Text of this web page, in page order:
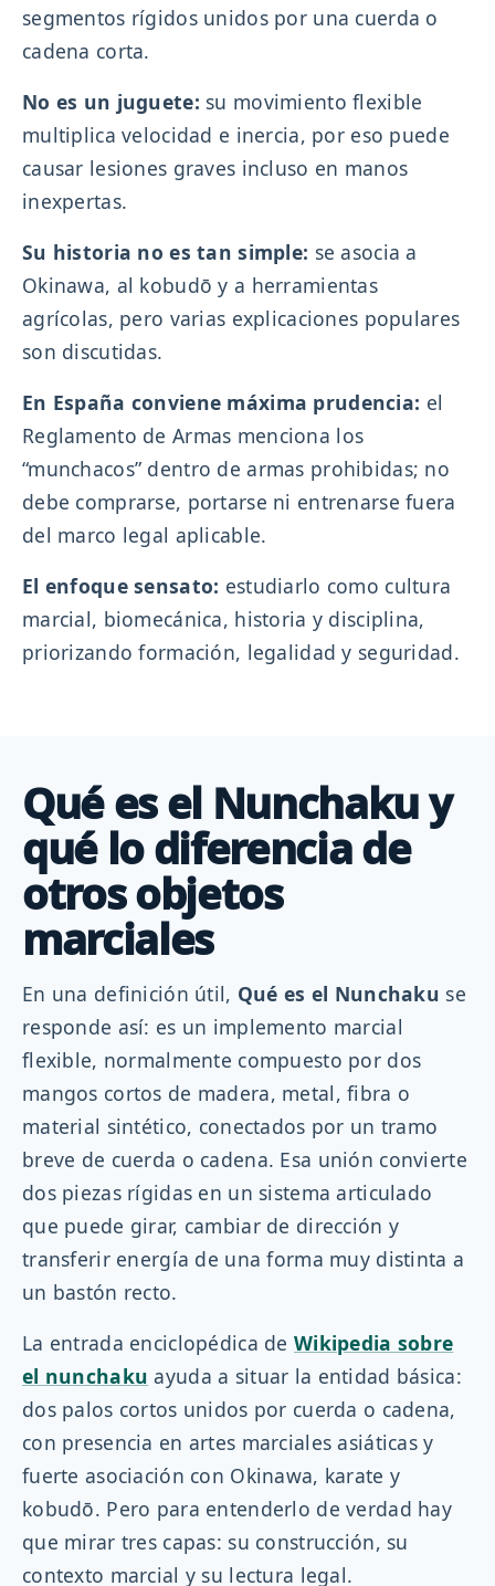
segmentos rígidos unidos por una cuerda o
cadena corta.
No es un juguete: su movimiento flexible
multiplica velocidad e inercia, por eso puede
causar lesiones graves incluso en manos
inexpertas.
Su historia no es tan simple: se asocia a
Okinawa, al kobudō y a herramientas
agrícolas, pero varias explicaciones populares
son discutidas.
En España conviene máxima prudencia: el
Reglamento de Armas menciona los
“munchacos” dentro de armas prohibidas; no
debe comprarse, portarse ni entrenarse fuera
del marco legal aplicable.
El enfoque sensato: estudiarlo como cultura
marcial, biomecánica, historia y disciplina,
priorizando formación, legalidad y seguridad.
Qué es el Nunchaku y
qué lo diferencia de
otros objetos
marciales
En una definición útil, Qué es el Nunchaku se
responde así: es un implemento marcial
flexible, normalmente compuesto por dos
mangos cortos de madera, metal, fibra o
material sintético, conectados por un tramo
breve de cuerda o cadena. Esa unión convierte
dos piezas rígidas en un sistema articulado
que puede girar, cambiar de dirección y
transferir energía de una forma muy distinta a
un bastón recto.
La entrada enciclopédica de Wikipedia sobre
el nunchaku ayuda a situar la entidad básica:
dos palos cortos unidos por cuerda o cadena,
con presencia en artes marciales asiáticas y
fuerte asociación con Okinawa, karate y
kobudō. Pero para entenderlo de verdad hay
que mirar tres capas: su construcción, su
contexto marcial y su lectura legal.